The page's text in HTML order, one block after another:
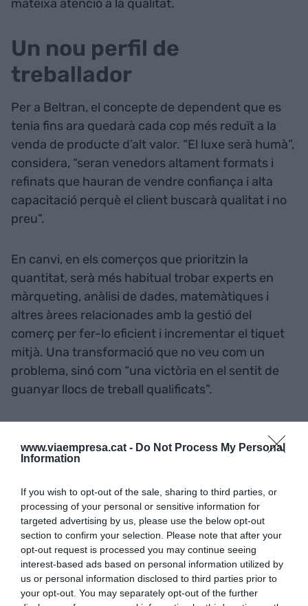
www.viaempresa.cat - Do Not Process My Personal
Information
If you wish to opt-out of the sale, sharing to third parties, or
processing of your personal or sensitive information for
targeted advertising by us, please use the below opt-out
section to confirm your selection. Please note that after your
opt-out request is processed you may continue seeing
interest-based ads based on personal information utilized by
us or personal information disclosed to third parties prior to
your opt-out. You may separately opt-out of the further
mateixa atenció a la qualitat.
Un nou perfil de
treballador
Per a Beltran, el concepte de dependent que es
tenia fins ara quedarà cada cop més reduït a la
venda de producte d’alt valor. “El luxe serà humà”,
considera, “seran venedors altament formats i
refinats que hauran de vendre confiança i alta
capacitació perquè el client buscarà qualitat i no
preu”.
En canvi, en els comerços que prioritzin la
quantitat, serà més habitual trobar experts en
màrqueting, anàlisi de dades, matemàtiques i
altres àrees relacionades amb la gestió del
comerç per fer-lo eficient i incrementar el tiquet
mitjà. Una transformació que no veu com un
problema, sinó com “una victòria en el sentit de
guanyar llocs de treball qualificats”.
Beltran veu la transformació
de l’ocupació com “una
victòria en el sentit de
guanyar llocs de treball
qualificats”
Per això l’experta veu encertada la proposta de
tudecora.com si l’objectiu és convertir el nou